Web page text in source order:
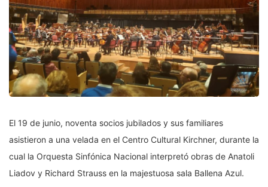
El 19 de junio, noventa socios jubilados y sus familiares
asistieron a una velada en el Centro Cultural Kirchner, durante la
cual la Orquesta Sinfónica Nacional interpretó obras de Anatoli
Liadov y Richard Strauss en la majestuosa sala Ballena Azul.